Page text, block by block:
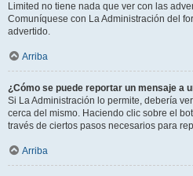
Limited no tiene nada que ver con las
Comuníquese con La Administración del
advertido.
Arriba
¿Cómo se puede reportar un mensaje a
Si La Administración lo permite, debería
cerca del mismo. Haciendo clic sobre el
través de ciertos pasos necesarios para
Arriba